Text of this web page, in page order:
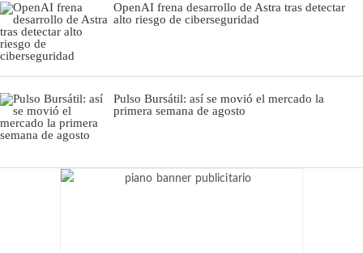
OpenAI frena desarrollo de Astra tras detectar
alto riesgo de ciberseguridad
Pulso Bursátil: así se movió el mercado la
primera semana de agosto